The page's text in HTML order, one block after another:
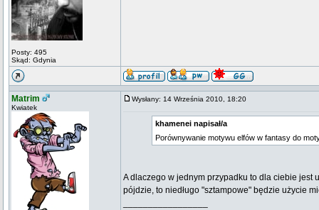
Posty: 495
Skąd: Gdynia
Matrim
Kwiatek
Wysłany: 14 Września 2010, 18:20
khamenei napisał/a
Porównywanie motywu elfów w fantasy do
A dlaczego w jednym przypadku to dla ciebie jest
pójdzie, to niedługo "sztampowe" będzie użycie